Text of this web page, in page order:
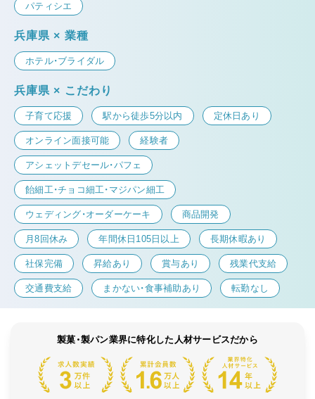
パティシエ
兵庫県 × 業種
ホテル・ブライダル
兵庫県 × こだわり
子育て応援 駅から徒歩5分以内 定休日あり
オンライン面接可能 経験者
アシェットデセール・パフェ
飴細工・チョコ細工・マジパン細工
ウェディング・オーダーケーキ 商品開発
月8回休み 年間休日105日以上 長期休暇あり
社保完備 昇給あり 賞与あり 残業代支給
交通費支給 まかない・食事補助あり 転勤なし
製菓・製パン業界に特化した人材サービスだから